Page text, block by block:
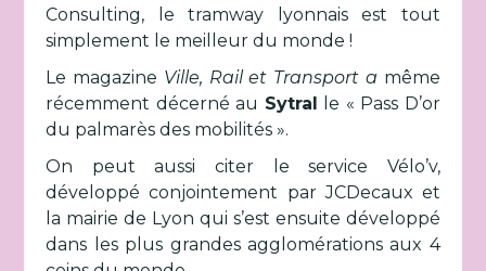
Consulting, le tramway lyonnais est tout
simplement le meilleur du monde !
Le magazine Ville, Rail et Transport a même
récemment décerné au Sytral le « Pass D’or
du palmarès des mobilités ».
On peut aussi citer le service Vélo’v,
développé conjointement par JCDecaux et
la mairie de Lyon qui s’est ensuite développé
dans les plus grandes agglomérations aux 4